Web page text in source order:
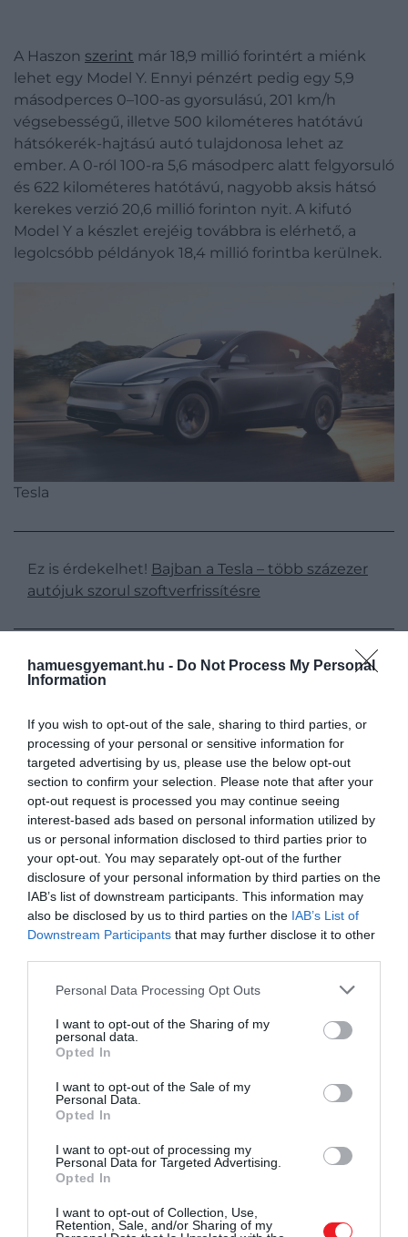
hamuesgyemant.hu - Do Not Process My Personal
Information
If you wish to opt-out of the sale, sharing to third parties, or
processing of your personal or sensitive information for
targeted advertising by us, please use the below opt-out
section to confirm your selection. Please note that after your
opt-out request is processed you may continue seeing
interest-based ads based on personal information utilized by
us or personal information disclosed to third parties prior to
your opt-out. You may separately opt-out of the further
disclosure of your personal information by third parties on the
IAB’s list of downstream participants. This information may
also be disclosed by us to third parties on the IAB’s List of
Downstream Participants that may further disclose it to other
Please note that this website/app uses one or more Google
not limited to your visit or usage behaviour. You may click to
grant or deny consent to Google and its third-party tags to
use your data for below specified purposes in below Google
consent section.
Personal Data Processing Opt Outs
I want to opt-out of the Sharing of my
personal data.
Opted In
I want to opt-out of the Sale of my
Personal Data.
Opted In
I want to opt-out of processing my
Personal Data for Targeted Advertising.
Opted In
I want to opt-out of Collection, Use,
Retention, Sale, and/or Sharing of my
A Haszon szerint már 18,9 millió forintért a miénk
lehet egy Model Y. Ennyi pénzért pedig egy 5,9
másodperces 0–100-as gyorsulású, 201 km/h
végsebességű, illetve 500 kilométeres hatótávú
hátsókerék-hajtású autó tulajdonosa lehet az
ember. A 0-ról 100-ra 5,6 másodperc alatt felgyorsuló
és 622 kilométeres hatótávú, nagyobb aksis hátsó
kerekes verzió 20,6 millió forinton nyit. A kifutó
Model Y a készlet erejéig továbbra is elérhető, a
legolcsóbb példányok 18,4 millió forintba kerülnek.
Tesla
Ez is érdekelhet! Bajban a Tesla – több százezer
autójuk szorul szoftverfrissítésre
A világ legnépszerűbb elektromos autója
Mint kiderült, összesen két Tesla-modell vezeti a
világon tavaly legnagyobb számban eladott autók
listáját. Világszerte 1,17 millió darabot adtak el, a
második helyen is egy Tesla, a Model 3 (533 ezer
darab), a harmadik pedig a BYD Dolphin Mini /
Seagull 489 ezer darabos eladással. Az európai
modellek közül két Volkswagen (ID.4, ID.3) került be
az első tízbe a nyolcadik és a tizedik helyen.
A világ legnépszerűbb elektromos autója
Mint kiderült, összesen két Tesla-modell vezeti a
világon tavaly legnagyobb számban eladott autók
értékesítettek, a második helyen lévő
Model 3
pedig 533 ezer darabbal büszkélkedhet. A harmadik
eladással. Az európai modellek közül két
Volkswagen (ID.4, ID.3) került be az első tízbe a
részletesen a Haszoncikkébenböngészhetjük át.